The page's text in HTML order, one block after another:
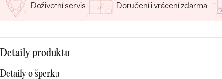
Nejprodávanější
snubní prsteny
DRAHOKAM
S DRAHOKAMY
S PERLAMI
CENOVĚ DOSTUPNÉ
CENOVĚ DOSTUPNÉ
Doživotní servis Doručení i vrácení zdarma
Detaily produktu
Detaily o šperku